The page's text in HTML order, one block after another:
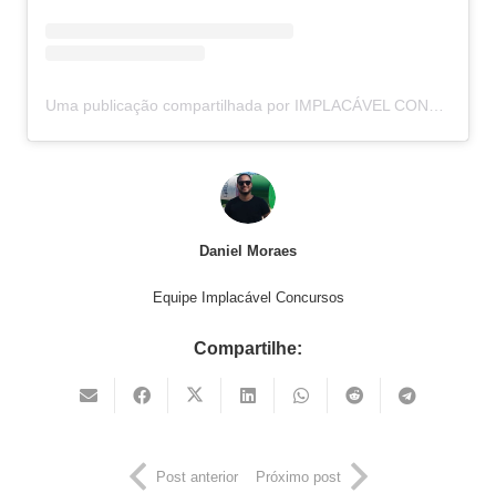
Uma publicação compartilhada por IMPLACÁVEL CONCURSOS (@implacavelconcursos)
Daniel Moraes
Equipe Implacável Concursos
Compartilhe:
Post anterior Próximo post